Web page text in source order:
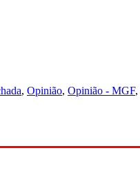
, Opinião, Opinião - MGF,